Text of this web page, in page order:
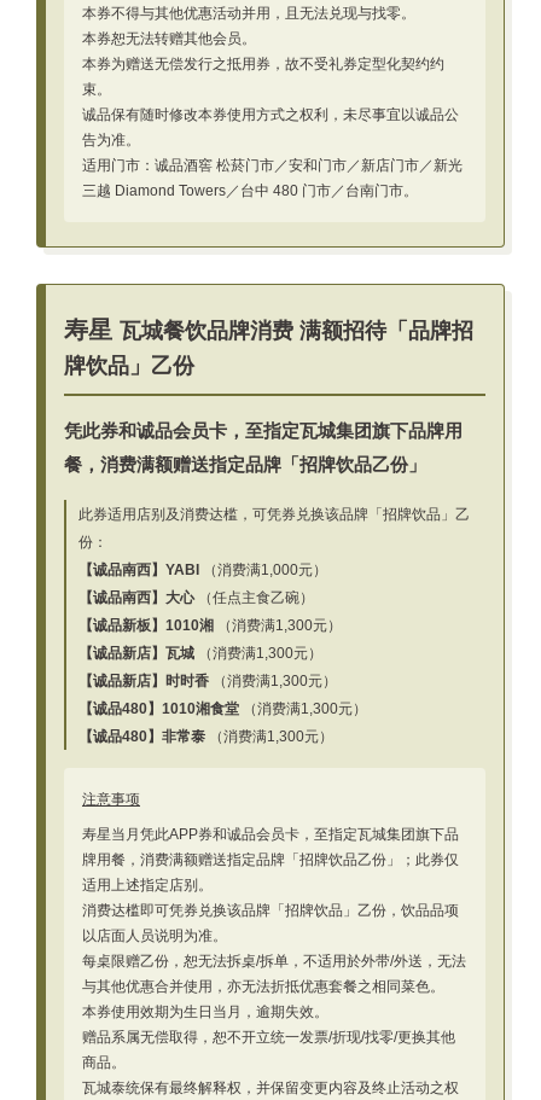
本券不得与其他优惠活动并用，且无法兑现与找零。
本券恕无法转赠其他会员。
本券为赠送无偿发行之抵用券，故不受礼券定型化契约约
束。
诚品保有随时修改本券使用方式之权利，未尽事宜以诚品公
告为准。
适用门市：诚品酒窖 松菸门市／安和门市／新店门市／新光
三越 Diamond Towers／台中 480 门市／台南门市。
寿星 瓦城餐饮品牌消费 满额招待「品牌招
牌饮品」乙份
凭此券和诚品会员卡，至指定瓦城集团旗下品牌用
餐，消费满额赠送指定品牌「招牌饮品乙份」
此券适用店别及消费达槛，可凭券兑换该品牌「招牌饮品」乙
份：
【诚品南西】YABI
（消费满1,000元）
【诚品南西】大心（任点主食乙碗）
【诚品新板】1010湘 （消费满1,300元）
【诚品新店】瓦城
（消费满1,300元）
【诚品新店】时时香
（消费满1,300元）
【诚品480】1010湘食堂
（消费满1,300元）
【诚品480】非常泰
（消费满1,300元）
注意事项
寿星当月凭此APP券和诚品会员卡，至指定瓦城集团旗下品
牌用餐，消费满额赠送指定品牌「招牌饮品乙份」；此券仅
适用上述指定店别。
消费达槛即可凭券兑换该品牌「招牌饮品」乙份，饮品品项
以店面人员说明为准。
每桌限赠乙份，恕无法拆桌/拆单，不适用於外带/外送，无法
与其他优惠合并使用，亦无法折抵优惠套餐之相同菜色。
本券使用效期为生日当月，逾期失效。
赠品系属无偿取得，恕不开立统一发票/折现/找零/更换其他
商品。
瓦城泰统保有最终解释权，并保留变更内容及终止活动之权